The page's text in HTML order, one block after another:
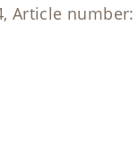
Article